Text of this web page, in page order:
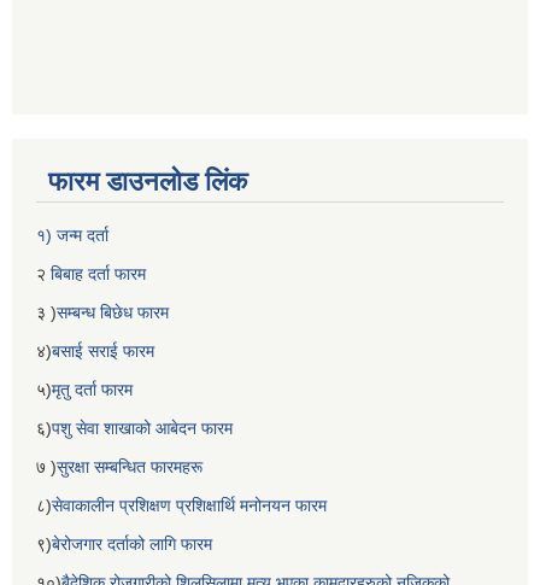
फारम डाउनलोड लिंक
१) जन्म दर्ता
२ बिबाह दर्ता फारम
३ )सम्बन्ध बिछेध फारम
४)बसाई सराई फारम
५)मृतु दर्ता फारम
६)पशु सेवा शाखाको आबेदन फारम
७ )सुरक्षा सम्बन्धित फारमहरू
८)सेवाकालीन प्रशिक्षण प्रशिक्षार्थि मनोनयन फारम
९)बेरोजगार दर्ताको लागि फारम